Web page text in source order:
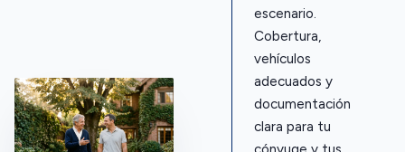
escenario.
Cobertura,
vehículos
adecuados y
documentación
clara para tu